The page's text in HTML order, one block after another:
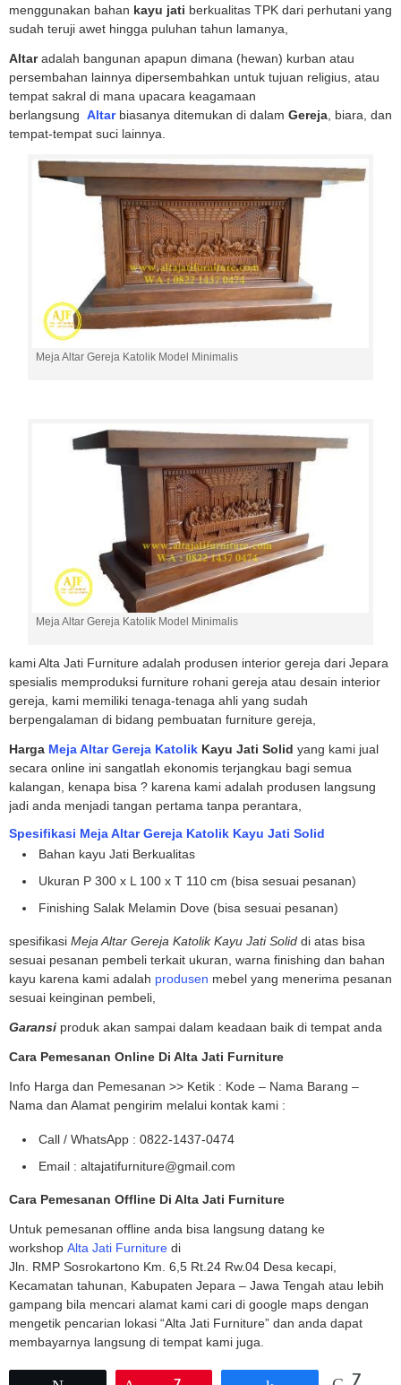
menggunakan bahan kayu jati berkualitas TPK dari perhutani yang
sudah teruji awet hingga puluhan tahun lamanya,
Altaradalah bangunan apapun dimana (hewan) kurban atau
persembahan lainnya dipersembahkan untuk tujuan religius, atau
tempat sakral di mana upacara keagamaan
berlangsung Altarbiasanya ditemukan di dalam Gereja, biara, dan
tempat-tempat suci lainnya.
Meja Altar Gereja Katolik Model Minimalis
Meja Altar Gereja Katolik Model Minimalis
kami Alta Jati Furniture adalah produsen interior gereja dari Jepara
spesialis memproduksi furniture rohani gereja atau desain interior
gereja, kami memiliki tenaga-tenaga ahli yang sudah
berpengalaman di bidang pembuatan furniture gereja,
Harga Meja Altar Gereja Katolik Kayu Jati Solid yang kami jual
secara online ini sangatlah ekonomis terjangkau bagi semua
kalangan, kenapa bisa ? karena kami adalah produsen langsung
jadi anda menjadi tangan pertama tanpa perantara,
Spesifikasi Meja Altar Gereja Katolik Kayu Jati Solid
Bahan kayu Jati Berkualitas
Ukuran P 300 x L 100 x T 110 cm (bisa sesuai pesanan)
Finishing Salak Melamin Dove (bisa sesuai pesanan)
spesifikasi Meja Altar Gereja Katolik Kayu Jati Solid di atas bisa
sesuai pesanan pembeli terkait ukuran, warna finishing dan bahan
kayu karena kami adalah produsen mebel yang menerima pesanan
sesuai keinginan pembeli,
Garansi produk akan sampai dalam keadaan baik di tempat anda
Cara Pemesanan Online Di Alta Jati Furniture
Info Harga dan Pemesanan >> Ketik : Kode – Nama Barang –
Nama dan Alamat pengirim melalui kontak kami :
Call / WhatsApp : 0822-1437-0474
Email : altajatifurniture@gmail.com
Cara Pemesanan Offline Di Alta Jati Furniture
Untuk pemesanan offline anda bisa langsung datang ke
workshop Alta Jati Furniture di
Jln. RMP Sosrokartono Km. 6,5 Rt.24 Rw.04 Desa kecapi,
Kecamatan tahunan, Kabupaten Jepara – Jawa Tengah atau lebih
gampang bila mencari alamat kami cari di google maps dengan
mengetik pencarian lokasi “Alta Jati Furniture” dan anda dapat
membayarnya langsung di tempat kami juga.
7